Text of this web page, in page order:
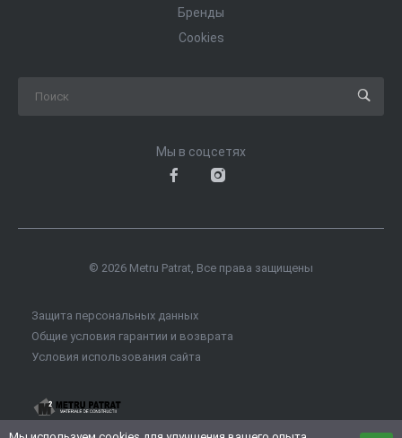
Бренды
Cookies
Мы в соцсетях
© 2026 Metru Patrat, Все права защищены
Защита персональных данных
Общие условия гарантии и возврата
Условия использования сайта